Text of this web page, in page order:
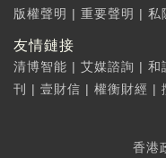
版權聲明 | 重要聲明 | 私
友情鏈接
清博智能 | 艾媒諮詢 | 和
刊
| 壹財信 | 權衡財經 |
香港